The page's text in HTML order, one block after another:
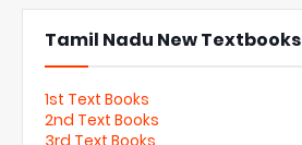
Tamil Nadu New Textbooks
1st Text Books
2nd Text Books
3rd Text Books